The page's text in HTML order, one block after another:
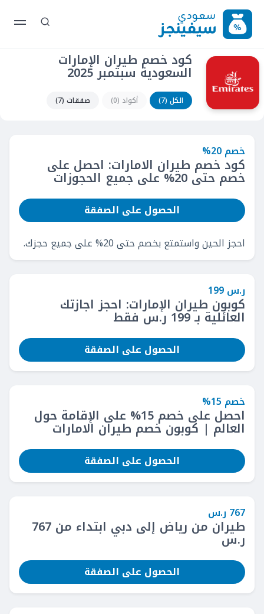
كود خصم طيران الإمارات
السعودية سبتمبر 2025
الكل (7) أكواد (0) صفقات (7)
خصم 20%
كود خصم طيران الامارات: احصل على
خصم حتى 20% على جميع الحجوزات
الحصول على الصفقة
احجز الحين واستمتع بخصم حتى 20% على جميع حجزك.
ر.س 199
كوبون طيران الإمارات: احجز اجازتك
العائلية بـ 199 ر.س فقط
الحصول على الصفقة
خصم 15%
احصل على خصم 15% على الإقامة حول
العالم | كوبون خصم طيران الامارات
الحصول على الصفقة
767 ر.س
طيران من رياض إلى دبي ابتداء من 767
ر.س
الحصول على الصفقة